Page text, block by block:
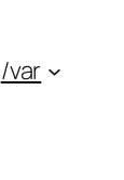
/var